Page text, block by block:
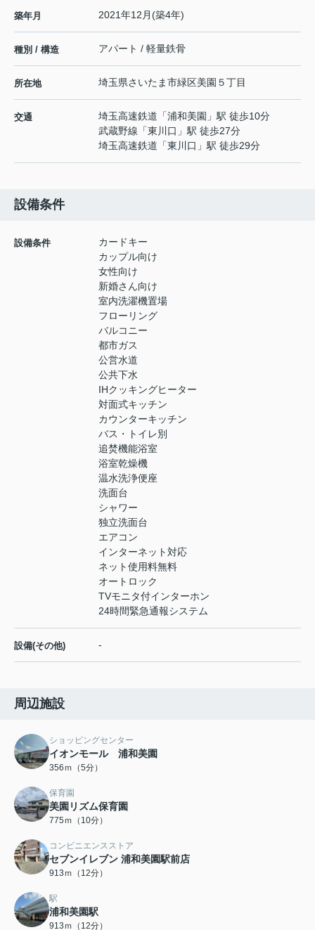
築年月 2021年12月(築4年)
種別 / 構造 アパート / 軽量鉄骨
所在地 埼玉県さいたま市緑区美園 ５丁目
交通 埼玉高速鉄道 「浦和美園 」駅 徒歩10分
武蔵野線 「東川口 」駅 徒歩27分
埼玉高速鉄道 「東川口 」駅 徒歩29分
設備条件
設備条件
カードキー
カップル向け
女性向け
新婚さん向け
室内洗濯機置場
フローリング
バルコニー
都市ガス
公営水道
公共下水
IHクッキングヒーター
対面式キッチン
カウンターキッチン
バス・トイレ別
追焚機能浴室
浴室乾燥機
温水洗浄便座
洗面台
シャワー
独立洗面台
エアコン
インターネット対応
ネット使用料無料
オートロック
TVモニタ付インターホン
24時間緊急通報システム
設備(その他) -
周辺施設
ショッピングセンター
イオンモール 浦和美園
356ｍ（5分）
保育園
美園リズム保育園
775ｍ（10分）
コンビニエンスストア
セブンイレブン 浦和美園駅前店
913ｍ（12分）
駅
浦和美園駅
913ｍ（12分）